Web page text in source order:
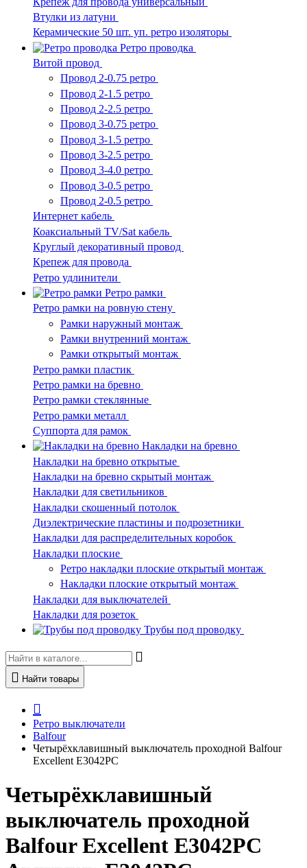
Втулки из латуни
Керамические 50 шт. уп. ретро изоляторы
Ретро проводка
Витой провод
Провод 2-0.75 ретро
Провод 2-1.5 ретро
Провод 2-2.5 ретро
Провод 3-0.75 ретро
Провод 3-1.5 ретро
Провод 3-2.5 ретро
Провод 3-4.0 ретро
Провод 3-0.5 ретро
Провод 2-0.5 ретро
Интернет кабель
Коаксиальный TV/Sat кабель
Круглый декоративный провод
Крепеж для провода
Ретро удлинители
Ретро рамки
Ретро рамки на ровную стену
Рамки наружный монтаж
Рамки внутренний монтаж
Рамки открытый монтаж
Ретро рамки пластик
Ретро рамки на бревно
Ретро рамки стеклянные
Ретро рамки металл
Суппорта для рамок
Накладки на бревно
Накладки на бревно открытые
Накладки на бревно скрытый монтаж
Накладки для светильников
Накладки скошенный потолок
Диэлектрические пластины и подрозетники
Накладки для распределительных коробок
Накладки плоские
Ретро накладки плоские открытый монтаж
Накладки плоские открытый монтаж
Накладки для выключателей
Накладки для розеток
Трубы под проводку
Найти товары
Ретро выключатели
Balfour
Четырёхклавишный выключатель проходной Balfour
Excellent E3042PC
Четырёхклавишный
выключатель проходной
Balfour Excellent E3042PC